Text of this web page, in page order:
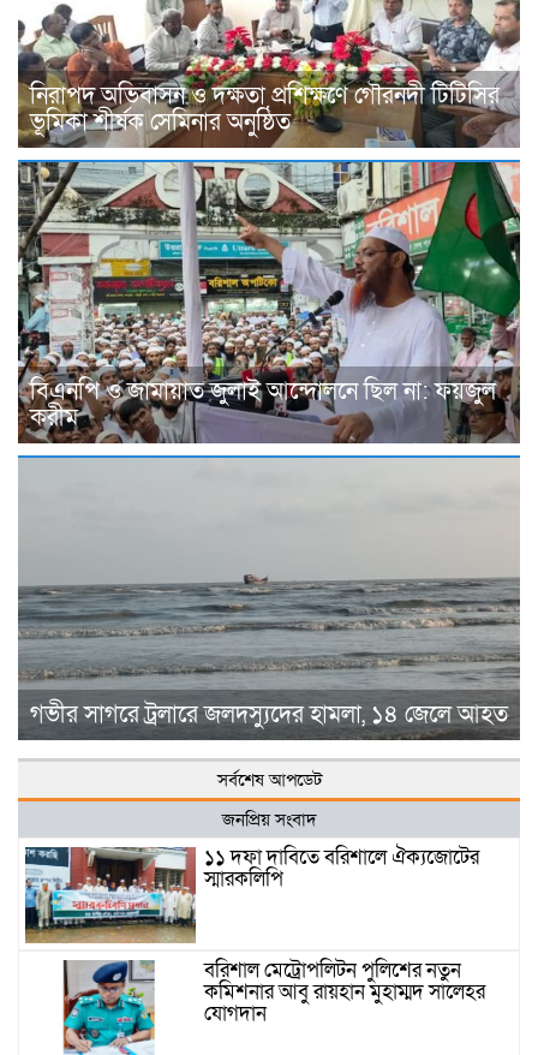
নিরাপদ অভিবাসন ও দক্ষতা প্রশিক্ষণে গৌরনদী টিটিসির
ভূমিকা শীর্ষক সেমিনার অনুষ্ঠিত
বিএনপি ও জামায়াত জুলাই আন্দোলনে ছিল না: ফয়জুল
করীম
গভীর সাগরে ট্রলারে জলদস্যুদের হামলা, ১৪ জেলে আহত
সর্বশেষ আপডেট
জনপ্রিয় সংবাদ
১১ দফা দাবিতে বরিশালে ঐক্যজোটের
স্মারকলিপি
বরিশাল মেট্রোপলিটন পুলিশের নতুন
কমিশনার আবু রায়হান মুহাম্মদ সালেহর
যোগদান